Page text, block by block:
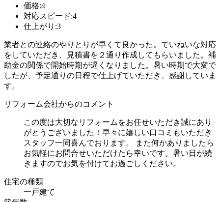
価格:4
対応スピード:4
仕上がり:3
業者との連絡のやりとりが早くて良かった。ていねいな対応
をしていただき、見積書を２通り作成してもらいました。補
助金の関係で開始時期が遅くなりました。暑い時期で大変で
したが、予定通りの日程で仕上げていただき、感謝していま
す。
リフォーム会社からのコメント
この度は大切なリフォームをお任せいただき誠にあり
がとうございました！早々に嬉しい口コミもいただき
スタッフ一同喜んでおります。 また何かありましたら
お気軽にお問合せいただけたら幸いです。暑い日が続
きますのでお気を付けてお過ごしください。
住宅の種類
一戸建て